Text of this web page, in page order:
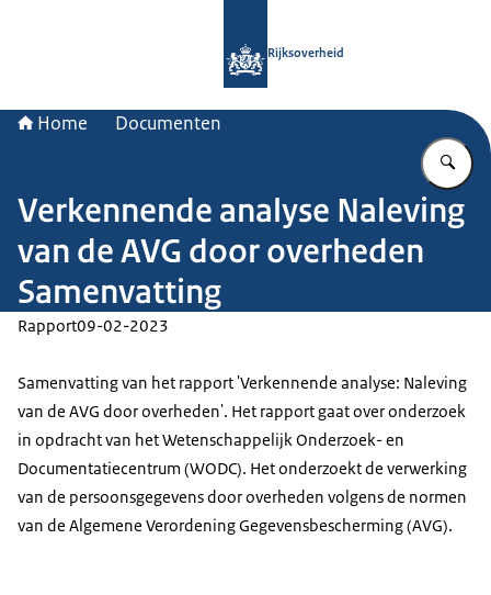
Rijksoverheid
Home Documenten
Verkennende analyse Naleving
van de AVG door overheden
Samenvatting
Rapport09-02-2023
Samenvatting van het rapport 'Verkennende analyse: Naleving
van de AVG door overheden'. Het rapport gaat over onderzoek
in opdracht van het Wetenschappelijk Onderzoek- en
Documentatiecentrum (WODC). Het onderzoekt de verwerking
van de persoonsgegevens door overheden volgens de normen
van de Algemene Verordening Gegevensbescherming (AVG).